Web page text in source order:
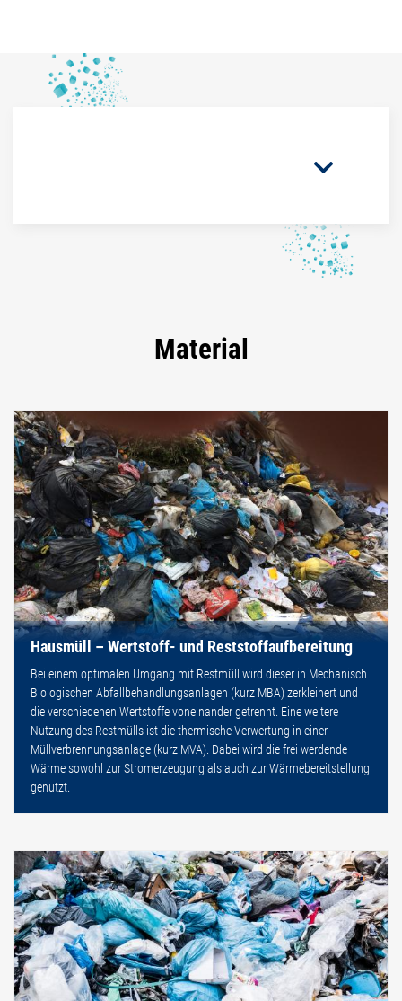
Material
Hausmüll – Wertstoff- und Reststoffaufbereitung
Bei einem optimalen Umgang mit Restmüll wird dieser in Mechanisch
Biologischen Abfallbehandlungsanlagen (kurz MBA) zerkleinert und
die verschiedenen Wertstoffe voneinander getrennt. Eine weitere
Nutzung des Restmülls ist die thermische Verwertung in einer
Müllverbrennungsanlage (kurz MVA). Dabei wird die frei werdende
Wärme sowohl zur Stromerzeugung als auch zur Wärmebereitstellung
genutzt.